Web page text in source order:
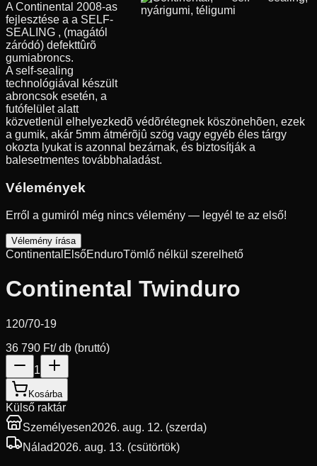
A Continental 2008-as
fejlesztése a a SELF-
SEALING , (magától
záródó) defekttûrõ
gumiabroncs.
A self-sealing
technológiával készült
abroncsok esetén, a
futófelület alatt
közvetlenül elhelyezkedõ védõrétegnek köszönehõen, ezek
a gumik, akár 5mm átmérõjû szög vagy egyéb éles tárgy
okozta lyukat is azonnal bezárnak, és biztosítják a
balesetmentes továbbhaladást.
Vélemények
Erről a gumiról még nincs vélemény — legyél te az első!
Vélemény írása
Continental ElsőEnduroTömlő nélkül szerelhető
Continental Twinduro
120/70-19
36 790 Ft/ db (bruttó)
1
Kosárba
Külső raktár
Személyesen2026. aug. 12. (szerda)
Nálad2026. aug. 13. (csütörtök)